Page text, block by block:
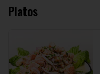
Platos